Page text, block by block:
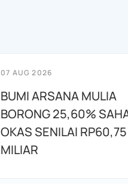
07 AUG 2026
BUMI ARSANA MULIA
BORONG 25,60%
OKAS SENILAI RP60,75
MILIAR